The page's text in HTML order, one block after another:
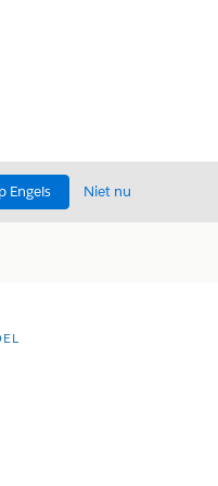
Engels Niet nu